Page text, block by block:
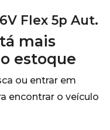
Flex 5p Aut.
mais
estoque
ou entrar em
encontrar o veículo